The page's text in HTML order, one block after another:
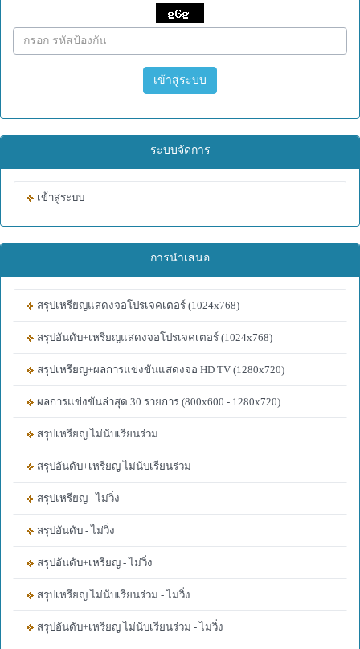
เข้าสู่ระบบ
ระบบจัดการ
เข้าสู่ระบบ
การนำเสนอ
สรุปเหรียญแสดงจอโปรเจคเตอร์ (1024x768)
สรุปอันดับ+เหรียญแสดงจอโปรเจคเตอร์ (1024x768)
สรุปเหรียญ+ผลการแข่งขันแสดงจอ HD TV (1280x720)
ผลการแข่งขันล่าสุด 30 รายการ (800x600 - 1280x720)
สรุปเหรียญ ไม่นับเรียนร่วม
สรุปอันดับ+เหรียญ ไม่นับเรียนร่วม
สรุปเหรียญ - ไม่วิ่ง
สรุปอันดับ - ไม่วิ่ง
สรุปอันดับ+เหรียญ - ไม่วิ่ง
สรุปเหรียญ ไม่นับเรียนร่วม - ไม่วิ่ง
สรุปอันดับ+เหรียญ ไม่นับเรียนร่วม - ไม่วิ่ง